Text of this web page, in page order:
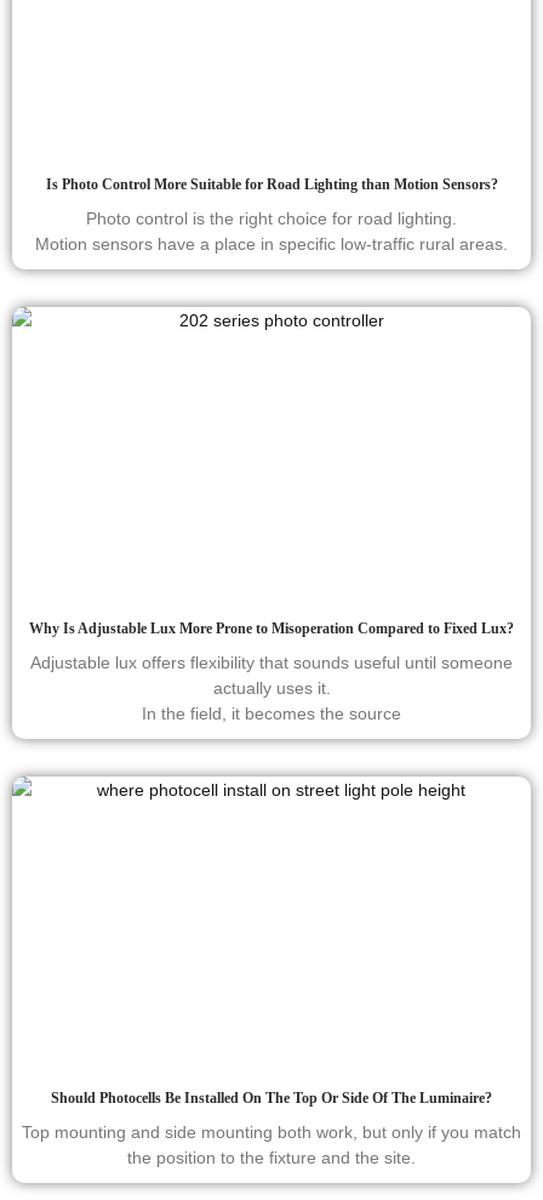
Is Photo Control More Suitable for Road Lighting than Motion Sensors?
Photo control is the right choice for road lighting.
Motion sensors have a place in specific low-traffic rural areas.
Why Is Adjustable Lux More Prone to Misoperation Compared to Fixed Lux?
Adjustable lux offers flexibility that sounds useful until someone
actually uses it.
In the field, it becomes the source
Should Photocells Be Installed On The Top Or Side Of The Luminaire?
Top mounting and side mounting both work, but only if you match
the position to the fixture and the site.